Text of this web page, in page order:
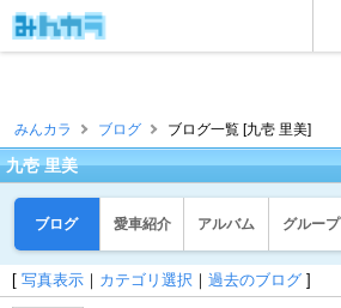
みんカラ ブログ ブログ一覧 [九壱 里美]
九壱 里美
ブログ 愛車紹介 アルバム グループ
[ 写真表示 ｜ カテゴリ選択 ｜ 過去のブログ ]